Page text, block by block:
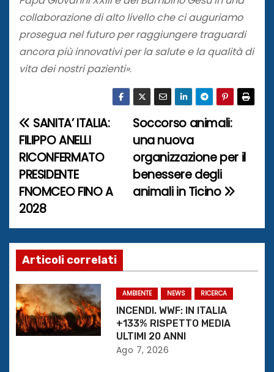
collaborazione di alto livello che ci auguriamo
prosegua nel futuro per raggiungere traguardi
ancora più innovativi per la salute e la qualità di
vita dei nostri pazienti».
N
a
v
i
g
a
z
i
o
Soccorso animali:
una nuova
organizzazione per il
benessere degli
animali in Ticino
SANITA’ ITALIA:
FILIPPO ANELLI
RICONFERMATO
PRESIDENTE
FNOMCEO FINO A
2028
Articoli correlati
AMBIENTE NEWS RICERCA
INCENDI. WWF: IN ITALIA
+133% RISPETTO MEDIA
ULTIMI 20 ANNI
Ago 7, 2026